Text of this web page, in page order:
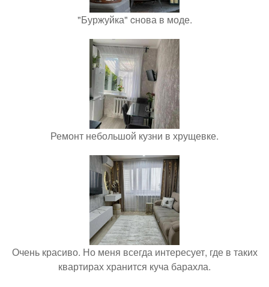
"Буржуйка" cнова в моде.
Ремонт небольшой кузни в хрущевке.
Очень красиво. Но меня всегда интересует, где в таких
квартирах хранится куча барахла.